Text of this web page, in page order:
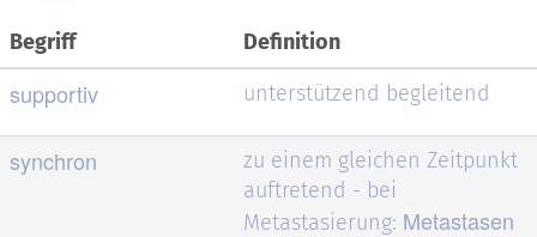
Begriff Definition
supportiv unterstützend begleitend
synchron
zu einem gleichen Zeitpunkt
auftretend - bei
Metastasierung: Metastasen